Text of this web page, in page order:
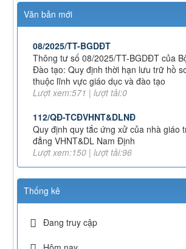
Văn bản mới
Lượt xem:513 | lượt tải:0
08/2025/TT-BGDĐT
Thông tư số 08/2025/TT-BGDĐT của
Đào tạo: Quy định thời hạn lưu trữ hồ
thuộc lĩnh vực giáo dục và đào tạo
Lượt xem:571 | lượt tải:0
112/QĐ-TCĐVHNT&DLNĐ
Quy định quy tắc ứng xử của nhà giáo
đẳng VHNT&DL Nam Định
Lượt xem:150 | lượt tải:96
43/KH-TCĐVHNT&DLNĐ
Kế hoạch chuyển đổi vị trí công tác
Lượt xem:243 | lượt tải:143
238/2025/NĐ-CP
Quy định về chính sách học phí, miễn,
học phí, hỗ trợ chi phí học tập và giá
lĩnh vực giáo dục, đào tạo
Lượt xem:347 | lượt tải:221
Thống kê
Đang truy cập